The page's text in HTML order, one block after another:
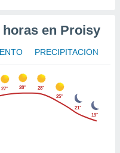
en Proisy
PRECIPITACIÓN
27° 28°
28°
25°
21°
19°